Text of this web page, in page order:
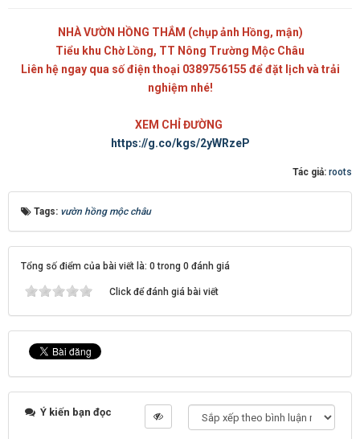
NHÀ VƯỜN HỒNG THẮM (chụp ảnh Hồng, mận)
Tiểu khu Chờ Lồng, TT Nông Trường Mộc Châu
Liên hệ ngay qua số điện thoại 0389756155 để đặt lịch và trải
nghiệm nhé!
XEM CHỈ ĐƯỜNG
https://g.co/kgs/2yWRzeP
Tác giả: roots
Tags: vườn hồng mộc châu
Tổng số điểm của bài viết là: 0 trong 0 đánh giá
Click để đánh giá bài viết
Ý kiến bạn đọc